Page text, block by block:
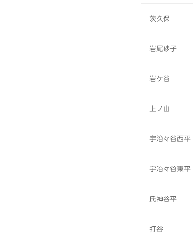
茨久保
岩尾砂子
岩ケ谷
上ノ山
宇治々谷西平
宇治々谷東平
氏神谷平
打谷